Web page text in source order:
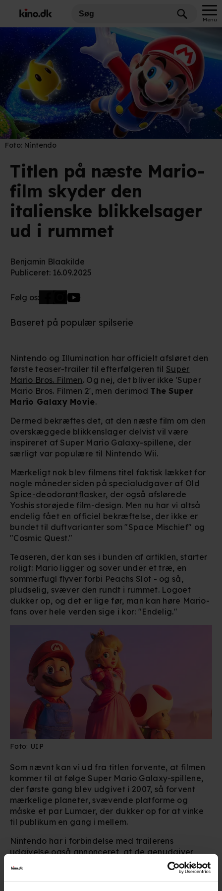
Menu
Foto: Nintendo
Titlen på næste Mario-
film skyder den
italienske blikkelsager
ud i rummet
Benjamin Blaakilde
Publiceret: 16.09.2025
Følg os:
Baseret på populær spilserie
Nintendo og Illumination har officielt afsløret den
første teaser-trailer til efterfølgeren til Super
Mario Bros. Filmen. Og nej, det bliver ikke 'Super
Mario Bros. Filmen 2', men derimod The Super
Mario Galaxy Movie.
Dermed bekræftes det, at den næste film om den
overskæggede blikkenslager delvist vil være
inspireret af Super Mario Galaxy-spillene, der
særligt var populære til Nintendo Wii.
Mærkeligt nok blev filmens titel faktisk lækket for
nogle måneder siden på specialudgaver af Old
Spice-deodorantflasker, der også afslørede
Yoshis storøjede film-design. Men nu har vi altså
endelig fået en officiel bekræftelse, der ikke er
bundet til duftvarianter som "Space Mischief" og
"Cosmic Quest."
Teaseren, der kan ses i bunden af artiklen, starter
roligt: Mario ligger og sover under et træ, en
sommerfugl flyver forbi Peachs Slot - og så,
pludselig, svæver den rundt i rummet. Logoet
dukker op, og det er lige før, man kan høre Mario-
fans over hele verden sige i kor: "Endelig."
Foto: UIP
Som nævnt kan vi ud fra titlen forvente, at filmen
kommer til at følge Super Mario Galaxy-spillene,
der første gang blev udgivet i 2007, så forvent
mærkelige planeter, svævende platforme og
måske et par Lumaer, der dukker op for at vinke
til publikum en gang i mellem.
Nintendo har i forbindelse med trailerens
udgivelse også annonceret, at de genudgiver
både 'Super Mario Galaxy' og 'Super Mario
Galaxy 2' til Nintendo Switch den 2. oktober 2025.